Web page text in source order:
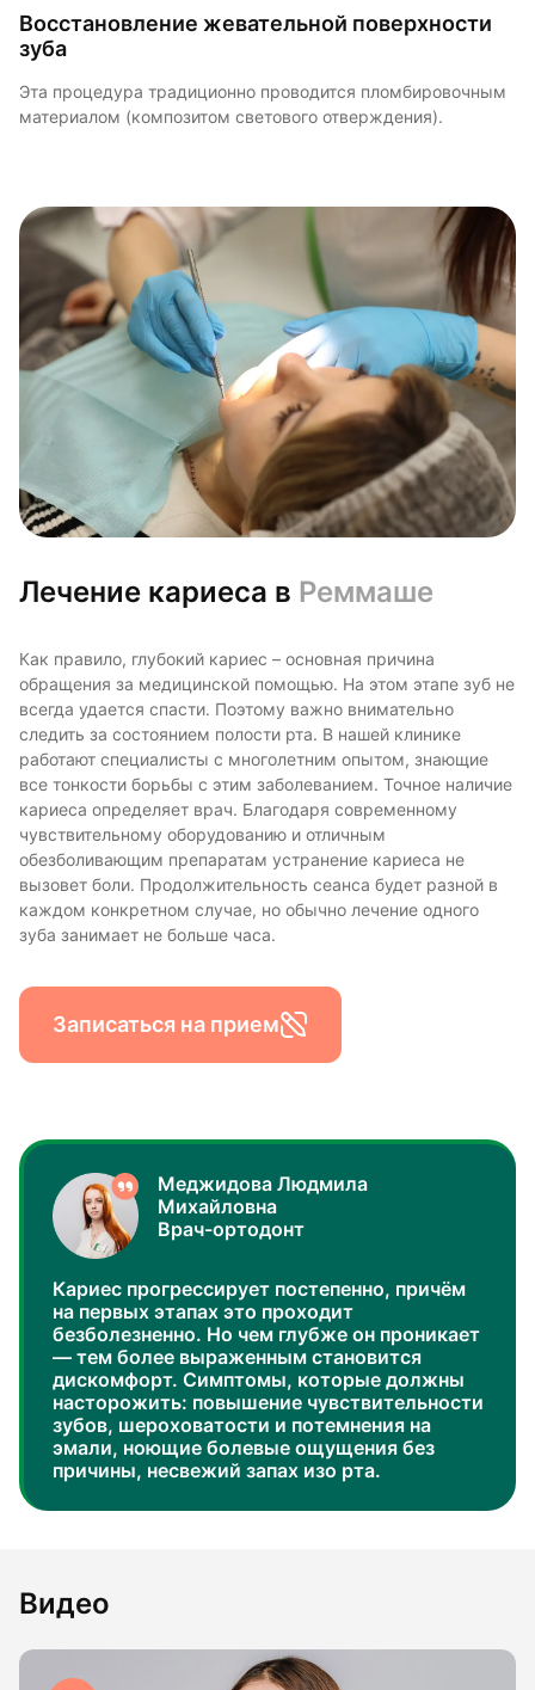
Восстановление жевательной поверхности
зуба
Эта процедура традиционно проводится пломбировочным
материалом (композитом светового отверждения).
Лечение кариеса в Реммаше
Как правило, глубокий кариес – основная причина
обращения за медицинской помощью. На этом этапе зуб не
всегда удается спасти. Поэтому важно внимательно
следить за состоянием полости рта. В нашей клинике
работают специалисты с многолетним опытом, знающие
все тонкости борьбы с этим заболеванием. Точное наличие
кариеса определяет врач. Благодаря современному
чувствительному оборудованию и отличным
обезболивающим препаратам устранение кариеса не
вызовет боли. Продолжительность сеанса будет разной в
каждом конкретном случае, но обычно лечение одного
зуба занимает не больше часа.
Записаться на прием
Меджидова Людмила
Михайловна
Врач-ортодонт
Кариес прогрессирует постепенно, причём
на первых этапах это проходит
безболезненно. Но чем глубже он проникает
— тем более выраженным становится
дискомфорт. Симптомы, которые должны
насторожить: повышение чувствительности
зубов, шероховатости и потемнения на
эмали, ноющие болевые ощущения без
причины, несвежий запах изо рта.
Видео